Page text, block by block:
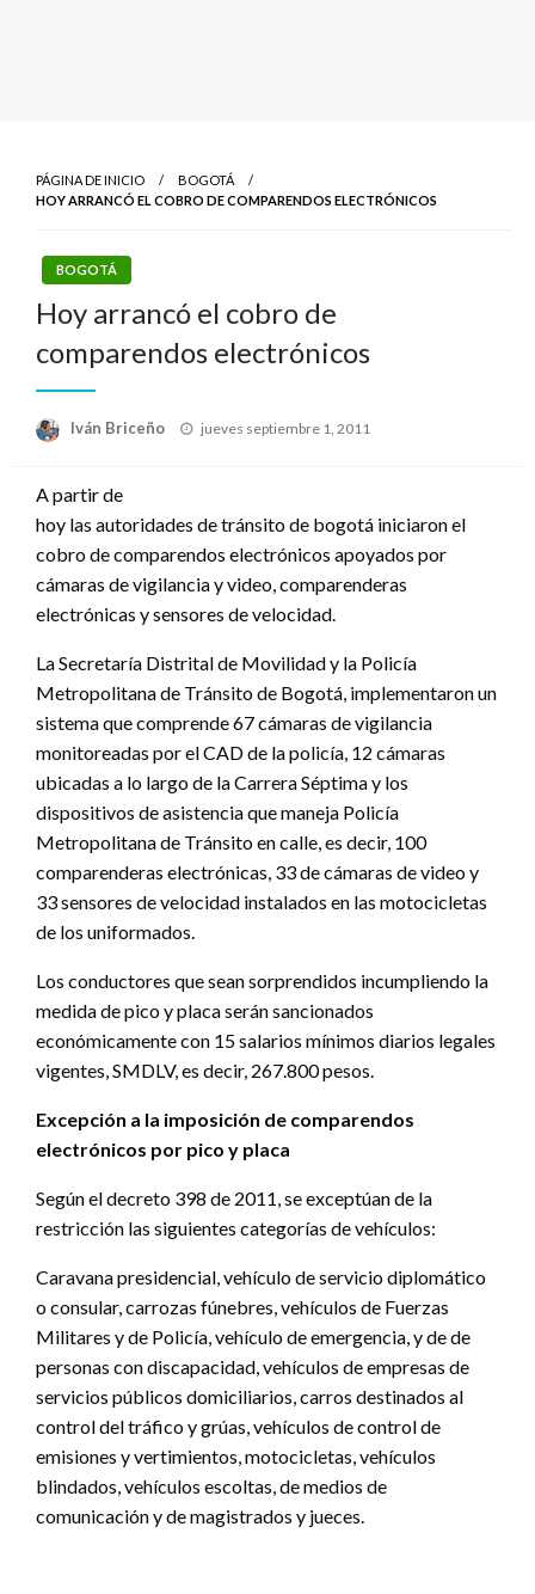
PÁGINA DE INICIO
BOGOTÁ
HOY ARRANCÓ EL COBRO DE COMPARENDOS ELECTRÓNICOS
BOGOTÁ
Hoy arrancó el cobro de
comparendos electrónicos
Iván Briceño
Publicado
jueves septiembre 1, 2011
A partir de
hoy las autoridades de tránsito de bogotá iniciaron el
cobro de comparendos electrónicos apoyados por
cámaras de vigilancia y video, comparenderas
electrónicas y sensores de velocidad.
La Secretaría Distrital de Movilidad y la Policía
Metropolitana de Tránsito de Bogotá, implementaron un
sistema que comprende 67 cámaras de vigilancia
monitoreadas por el CAD de la policía, 12 cámaras
ubicadas a lo largo de la Carrera Séptima y los
dispositivos de asistencia que maneja Policía
Metropolitana de Tránsito en calle, es decir, 100
comparenderas electrónicas, 33 de cámaras de video y
33 sensores de velocidad instalados en las motocicletas
de los uniformados.
Los conductores que sean sorprendidos incumpliendo la
medida de pico y placa serán sancionados
económicamente con 15 salarios mínimos diarios legales
vigentes, SMDLV, es decir, 267.800 pesos.
Excepción a la imposición de comparendos
electrónicos por pico y placa
Según el decreto 398 de 2011, se exceptúan de la
restricción las siguientes categorías de vehículos:
Caravana presidencial, vehículo de servicio diplomático
o consular, carrozas fúnebres, vehículos de Fuerzas
Militares y de Policía, vehículo de emergencia, y de de
personas con discapacidad, vehículos de empresas de
servicios públicos domiciliarios, carros destinados al
control del tráfico y grúas, vehículos de control de
emisiones y vertimientos, motocicletas, vehículos
blindados, vehículos escoltas, de medios de
comunicación y de magistrados y jueces.